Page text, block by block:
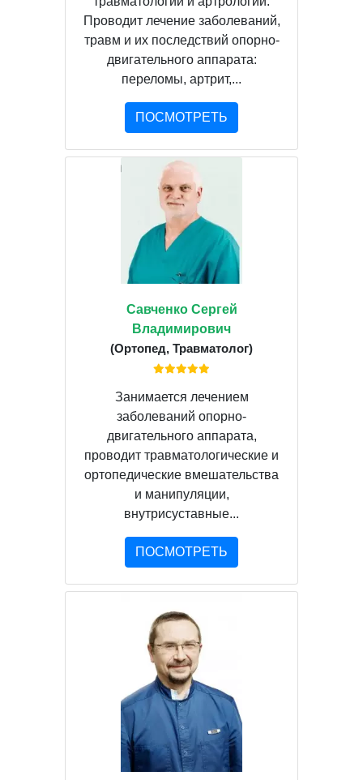
Проводит лечение заболеваний,
травм и их последствий опорно-
двигательного аппарата:
переломы, артрит,...
ПОСМОТРЕТЬ
Савченко Сергей
Владимирович
(Ортопед, Травматолог)
Занимается лечением
заболеваний опорно-
двигательного аппарата,
проводит травматологические и
ортопедические вмешательства
и манипуляции,
внутрисуставные...
ПОСМОТРЕТЬ